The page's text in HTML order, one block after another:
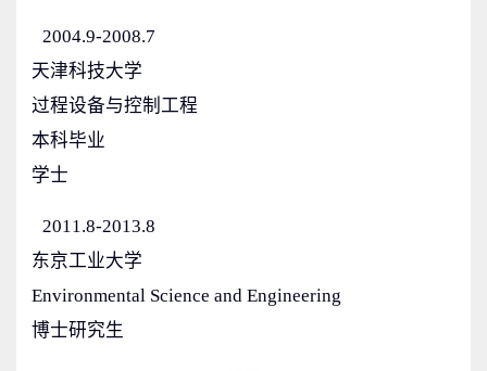
2004.9-2008.7
天津科技大学
过程设备与控制工程
本科毕业
学士
2011.8-2013.8
东京工业大学
Environmental Science and Engineering
博士研究生